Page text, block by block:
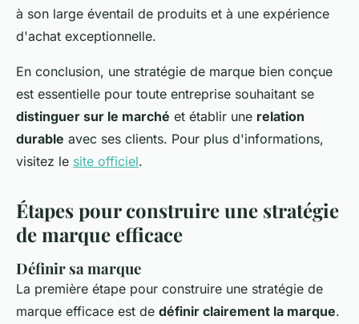
à son large éventail de produits et à une expérience
d'achat exceptionnelle.
En conclusion, une stratégie de marque bien conçue
est essentielle pour toute entreprise souhaitant se
distinguer sur le marché et établir une relation
durable avec ses clients. Pour plus d'informations,
visitez le site officiel.
Étapes pour construire une stratégie
de marque efficace
Définir sa marque
La première étape pour construire une stratégie de
marque efficace est de définir clairement la marque.